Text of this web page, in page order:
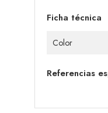
Ficha técnica
Color
Referencias